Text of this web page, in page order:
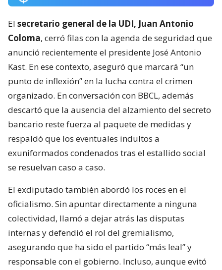
El secretario general de la UDI, Juan Antonio
Coloma, cerró filas con la agenda de seguridad que
anunció recientemente el presidente José Antonio
Kast. En ese contexto, aseguró que marcará “un
punto de inflexión” en la lucha contra el crimen
organizado. En conversación con BBCL, además
descartó que la ausencia del alzamiento del secreto
bancario reste fuerza al paquete de medidas y
respaldó que los eventuales indultos a
exuniformados condenados tras el estallido social
se resuelvan caso a caso.
El exdiputado también abordó los roces en el
oficialismo. Sin apuntar directamente a ninguna
colectividad, llamó a dejar atrás las disputas
internas y defendió el rol del gremialismo,
asegurando que ha sido el partido “más leal” y
responsable con el gobierno. Incluso, aunque evitó